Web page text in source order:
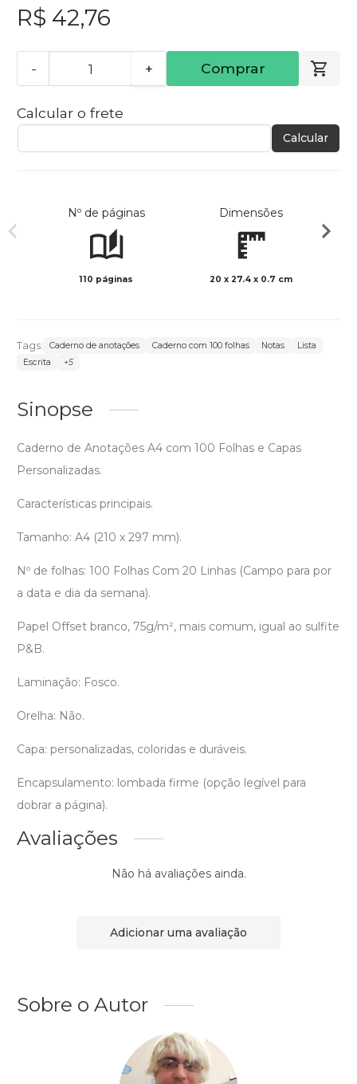
R$ 42,76
- + Comprar
Calcular o frete
Calcular
Nº de páginas
110 páginas
Dimensões
20 x 27.4 x 0.7 cm
Tags: Caderno de anotações Caderno com 100 folhas Notas
Lista
Escrita
+5
Sinopse
Caderno de Anotações A4 com 100 Folhas e Capas
Personalizadas.
Características principais.
Tamanho: A4 (210 x 297 mm).
Nº de folhas: 100 Folhas Com 20 Linhas (Campo para por
a data e dia da semana).
Papel Offset branco, 75g/m², mais comum, igual ao sulfite
P&B.
Laminação: Fosco.
Orelha: Não.
Capa: personalizadas, coloridas e duráveis.
Encapsulamento: lombada firme (opção legível para
dobrar a página).
Avaliações
Não há avaliações ainda.
Adicionar uma avaliação
Sobre o Autor